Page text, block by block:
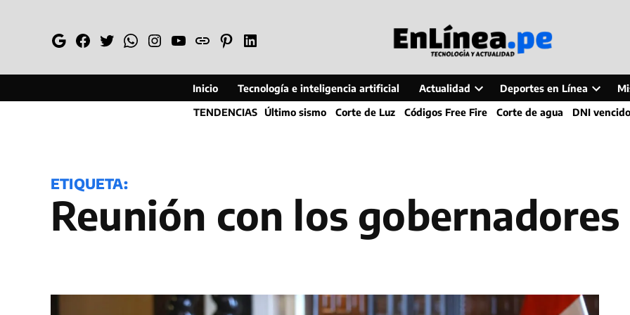
GoogleFacebook
TwitterWhatsapp
Instagram
YouTube
WebPinterestLinkedin
Inicio Tecnología e inteligencia artificial Actualidad
Open
dropdown
Deportes en Línea
Open
dropdown
TENDENCIAS Último sismo Corte de Luz Códigos Free Fire Corte de agua DNI vencido
ETIQUETA:
reunión con los